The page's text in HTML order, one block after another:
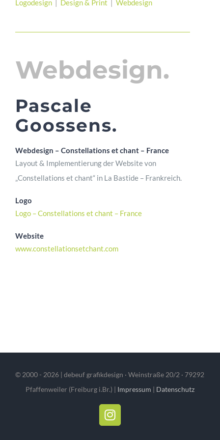
Logodesign | Design & Print |Webdesign
Webdesign.
Pascale
Goossens.
Webdesign –Constellations et chant – France
Layout & Implementierung der Website von
„Constellations et chant“ in La Bastide – Frankreich.
Logo
Logo – Constellations et chant – France
Website
www.constellationsetchant.com
© 2000 - 2026 | debeuf grafikdesign · Weinstraße 20/2 · 79292
Pfaffenweiler (Freiburg i.Br.) | Impressum | Datenschutz
Instagram